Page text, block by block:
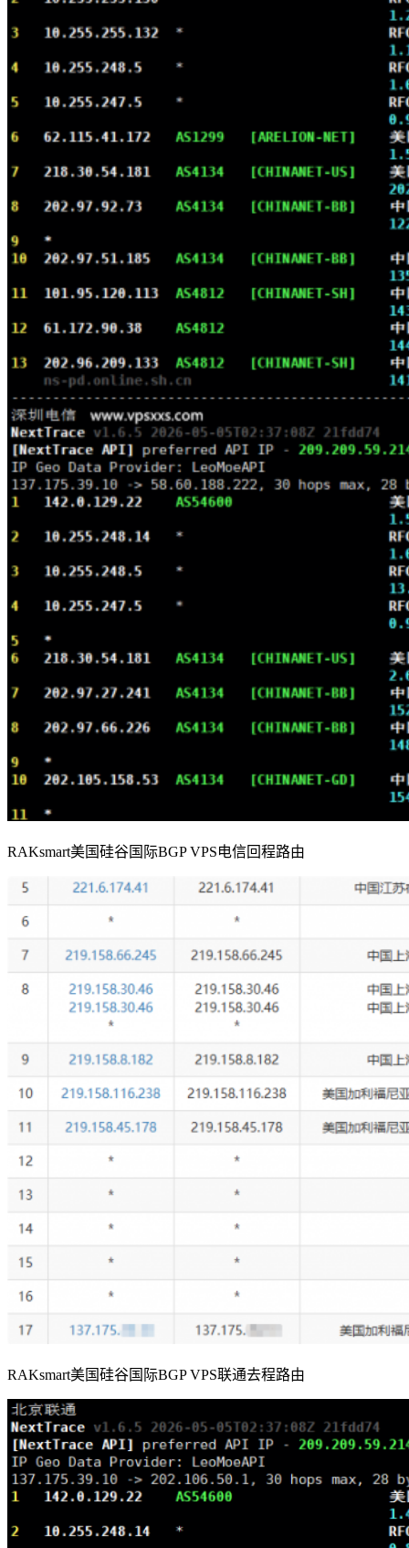
RAKsmart美国硅谷国际BGP VPS电信回程路由
RAKsmart美国硅谷国际BGP VPS联通去程路由